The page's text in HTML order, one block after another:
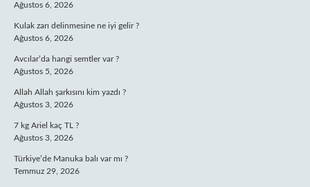
Ağustos 6, 2026
Kulak zarı delinmesine ne iyi gelir ?
Ağustos 6, 2026
Avcılar’da hangi semtler var ?
Ağustos 5, 2026
Allah Allah şarkısını kim yazdı ?
Ağustos 3, 2026
7 kg Ariel kaç TL ?
Ağustos 3, 2026
Türkiye’de Manuka balı var mı ?
Temmuz 29, 2026